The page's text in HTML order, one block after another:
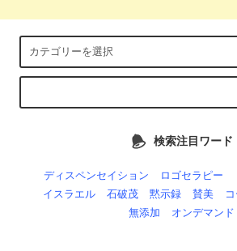
検索注目ワード
ディスペンセイション ロゴセラピー
イスラエル
石破茂 黙示録 賛美
無添加
オンデマンド